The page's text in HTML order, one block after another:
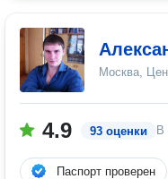
Москва,
4.9 93 оценки В
Паспорт проверен